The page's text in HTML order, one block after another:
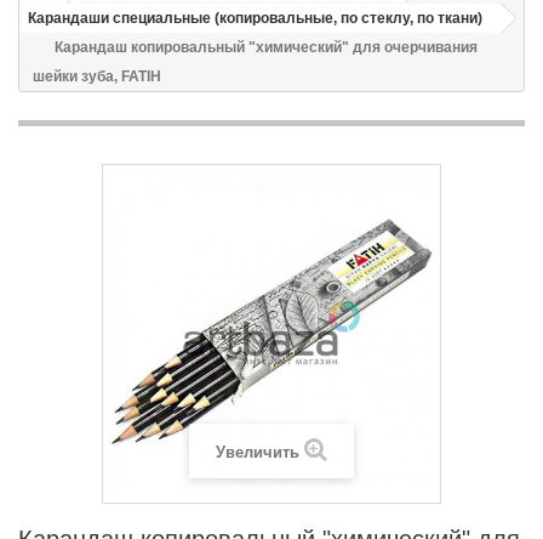
Карандаши специальные (копировальные, по стеклу, по ткани)
Карандаш копировальный "химический" для очерчивания
шейки зуба, FATIH
Увеличить